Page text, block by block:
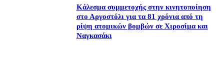
Κάλεσμα συμμετοχής στην κινητοποίηση
στο Αργοστόλι για τα 81 χρόνια από τη
ρίψη ατομικών βομβών σε Χιροσίμα και
Ναγκασάκι